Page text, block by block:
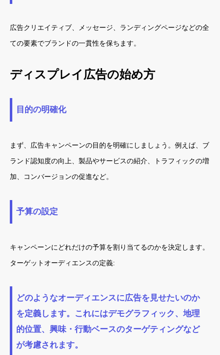
広告クリエイティブ、メッセージ、ランディングページなどの全
ての要素でブランドの一貫性を保ちます。
ディスプレイ広告の始め方
目的の明確化
まず、広告キャンペーンの目的を明確にしましょう。例えば、ブ
ランド認知度の向上、製品やサービスの紹介、トラフィックの増
加、コンバージョンの促進など。
予算の設定
キャンペーンにどれだけの予算を割り当てるのかを決定します。
ターゲットオーディエンスの定義:
どのようなオーディエンスに広告を見せたいのか
を定義します。これにはデモグラフィック、地理
的位置、興味・行動ベースのターゲティングなど
が考慮されます。